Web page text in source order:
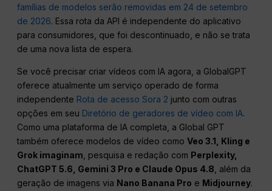
famílias de modelos serão removidas em 24 de setembro
de 2026. Essa rota da API é independente do aplicativo
para consumidores, que foi descontinuado, e não se trata
de uma nova lista de espera.
Se você precisar criar vídeos com IA agora, a GlobalGPT
oferece atualmente um serviço operado de forma
independente Rota de acesso Sora 2 junto com outras
opções em seu Diretório de geradores de vídeo com IA.
Como uma plataforma de IA completa, a Global GPT
também oferece modelos de vídeo comoVeo 3.1, Kling e
Grok imaginam, pesquisa e redação com Perplexity,
ChatGPT 5.6, Gemini 3 Pro e Claude Opus 4.8, além da
geração de imagens via Nano Banana Pro e Midjourney.